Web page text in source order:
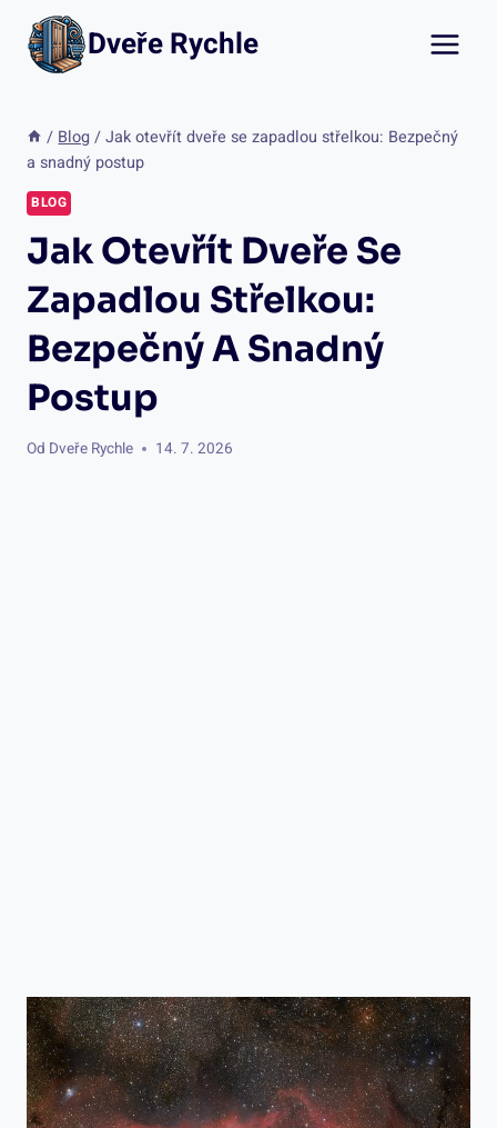
Přeskočit
obsah
Dveře Rychle
/ Blog / Jak otevřít dveře se zapadlou střelkou: Bezpečný
a snadný postup
BLOG
Jak Otevřít Dveře Se
Zapadlou Střelkou:
Bezpečný A Snadný
Postup
Od Dveře Rychle 14. 7. 2026